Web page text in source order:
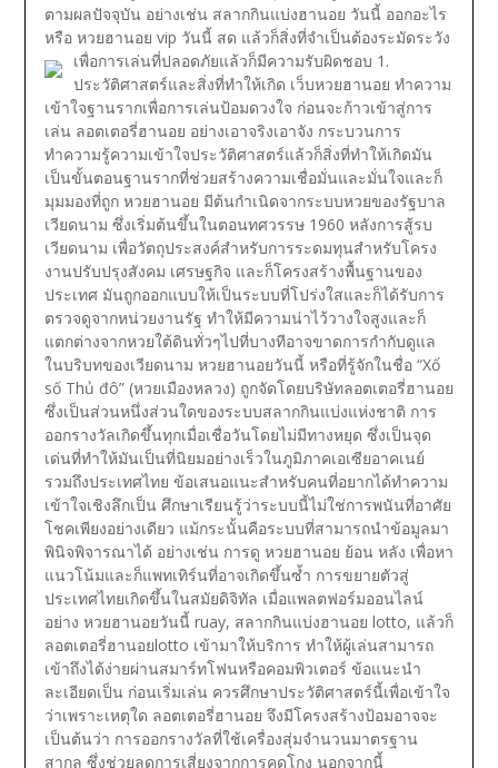
ตามผลปัจจุบัน อย่างเช่น สลากกินแบ่งฮานอย วันนี้ ออกอะไร
หรือ หวยฮานอย vip วันนี้ สด แล้วก็สิ่งที่จำเป็นต้องระมัดระวัง
เพื่อการเล่นที่ปลอดภัยแล้วก็มีความรับผิดชอบ 1.
ประวัติศาสตร์และสิ่งที่ทำให้เกิด เว็บหวยฮานอย ทำความ
เข้าใจฐานรากเพื่อการเล่นป้อมดวงใจ ก่อนจะก้าวเข้าสู่การ
เล่น ลอตเตอรี่ฮานอย อย่างเอาจริงเอาจัง กระบวนการ
ทำความรู้ความเข้าใจประวัติศาสตร์แล้วก็สิ่งที่ทำให้เกิดมัน
เป็นขั้นตอนฐานรากที่ช่วยสร้างความเชื่อมั่นและมั่นใจและก็
มุมมองที่ถูก หวยฮานอย มีต้นกำเนิดจากระบบหวยของรัฐบาล
เวียดนาม ซึ่งเริ่มต้นขึ้นในตอนทศวรรษ 1960 หลังการสู้รบ
เวียดนาม เพื่อวัตถุประสงค์สำหรับการระดมทุนสำหรับโครง
งานปรับปรุงสังคม เศรษฐกิจ และก็โครงสร้างพื้นฐานของ
ประเทศ มันถูกออกแบบให้เป็นระบบที่โปร่งใสและก็ได้รับการ
ตรวจดูจากหน่วยงานรัฐ ทำให้มีความน่าไว้วางใจสูงและก็
แตกต่างจากหวยใต้ดินทั่วๆไปที่บางทีอาจขาดการกำกับดูแล
ในบริบทของเวียดนาม หวยฮานอยวันนี้ หรือที่รู้จักในชื่อ “Xổ
số Thủ đô” (หวยเมืองหลวง) ถูกจัดโดยบริษัทลอตเตอรี่ฮานอย
ซึ่งเป็นส่วนหนึ่งส่วนใดของระบบสลากกินแบ่งแห่งชาติ การ
ออกรางวัลเกิดขึ้นทุกเมื่อเชื่อวันโดยไม่มีทางหยุด ซึ่งเป็นจุด
เด่นที่ทำให้มันเป็นที่นิยมอย่างเร็วในภูมิภาคเอเซียอาคเนย์
รวมถึงประเทศไทย ข้อเสนอแนะสำหรับคนที่อยากได้ทำความ
เข้าใจเชิงลึกเป็น ศึกษาเรียนรู้ว่าระบบนี้ไม่ใช่การพนันที่อาศัย
โชคเพียงอย่างเดียว แม้กระนั้นคือระบบที่สามารถนำข้อมูลมา
พินิจพิจารณาได้ อย่างเช่น การดู หวยฮานอย ย้อน หลัง เพื่อหา
แนวโน้มและก็แพทเทิร์นที่อาจเกิดขึ้นซ้ำ การขยายตัวสู่
ประเทศไทยเกิดขึ้นในสมัยดิจิทัล เมื่อแพลตฟอร์มออนไลน์
อย่าง หวยฮานอยวันนี้ ruay, สลากกินแบ่งฮานอย lotto, แล้วก็
ลอตเตอรี่ฮานอยlotto เข้ามาให้บริการ ทำให้ผู้เล่นสามารถ
เข้าถึงได้ง่ายผ่านสมาร์ทโฟนหรือคอมพิวเตอร์ ข้อแนะนำ
ละเอียดเป็น ก่อนเริ่มเล่น ควรศึกษาประวัติศาสตร์นี้เพื่อเข้าใจ
ว่าเพราะเหตุใด ลอตเตอรี่ฮานอย จึงมีโครงสร้างป้อมอาจจะ
เป็นต้นว่า การออกรางวัลที่ใช้เครื่องสุ่มจำนวนมาตรฐาน
สากล ซึ่งช่วยลดการเสี่ยงจากการคดโกง นอกจากนี้